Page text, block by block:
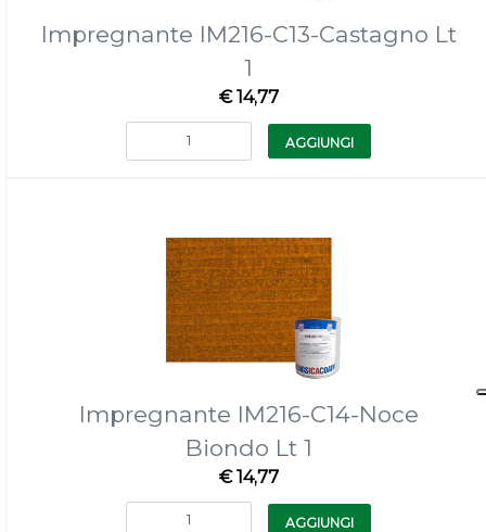
Impregnante IM216-C13-Castagno Lt
1
€ 14,77
Quantità
AGGIUNGI
Impregnante IM216-C14-Noce
Biondo Lt 1
€ 14,77
Quantità
AGGIUNGI